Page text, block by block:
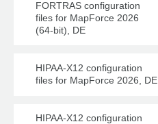
FORTRAS configuration
files for MapForce 2026
(64-bit), DE
HIPAA-X12 configuration
files for MapForce 2026, DE
HIPAA-X12 configuration